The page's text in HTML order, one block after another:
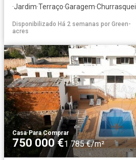
·Jardim·Terraço·Garagem·
Disponibilizado Há 2 semanas por Green-
acres
Casa·Para Comprar
750 000 €1 785 €/m²